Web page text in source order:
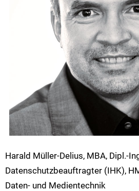
Harald Müller-Delius, MBA, Dipl.-
Datenschutzbeauftragter (IHK),
Daten- und Medientechnik